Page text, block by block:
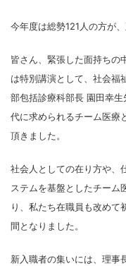
今年度は総勢121人の方が
皆さん、緊張した面持ちの
は特別講演として、 社会福
部包括診療科部長 園田幸
代に求められるチーム医療
頂きました。
社会人としての在り方や、
ステムを基盤としたチーム
り、私たち在職員も改めて
間となりました。
新入職者の集いには、理事